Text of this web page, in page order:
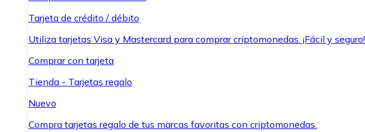
Tarjeta de crédito / débito
Utiliza tarjetas Visa y Mastercard para comprar criptomonedas. ¡Fácil y seguro!
Comprar con tarjeta
Tienda - Tarjetas regalo
Nuevo
Compra tarjetas regalo de tus marcas favoritas con criptomonedas.